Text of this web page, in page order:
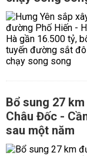
Bổ sung 27
Châu Đốc -
sau một năm